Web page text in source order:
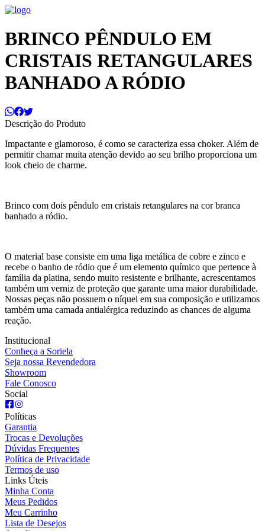
BRINCO PÊNDULO EM
CRISTAIS RETANGULARES
BANHADO A RÓDIO
Descrição do Produto
Impactante e glamoroso, é como se caracteriza essa choker. Além de
permitir chamar muita atenção devido ao seu brilho proporciona um
look cheio de charme.
Brinco com dois pêndulo em cristais retangulares na cor branca
banhado a ródio.
O material base consiste em uma liga metálica de cobre e zinco e
recebe o banho de ródio que é um elemento químico que pertence à
família da platina, sendo muito resistente e brilhante, acrescentamos
também um verniz de proteção que garante uma maior durabilidade.
Nossas peças não possuem o níquel em sua composição e utilizamos
também uma camada antialérgica reduzindo as chances de alguma
reação.
Institucional
Conheça a Soriela
Seja nossa Revendedora
Showroom
Fale Conosco
Social
Políticas
Garantia
Trocas e Devoluções
Dúvidas Frequentes
Política de Privacidade
Termos de uso
Links Úteis
Minha Conta
Meus Pedidos
Meu Carrinho
Lista de Desejos